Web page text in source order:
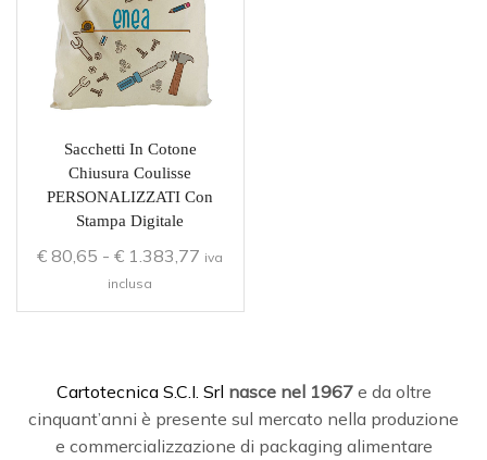
Sacchetti In Cotone
Chiusura Coulisse
PERSONALIZZATI Con
Stampa Digitale
€ 80,65 - € 1.383,77 iva
inclusa
Cartotecnica S.C.I. Srl nasce nel 1967e da oltre
cinquant’anni è presente sul mercato nella produzione
e commercializzazione di packaging alimentare